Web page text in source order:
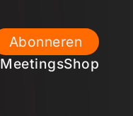
Abonneren
MeetingsShop